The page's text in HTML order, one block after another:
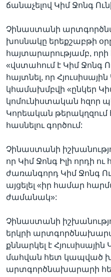
ճանաչելով Կիմ Ջոնգ
Չինաստանի
խոսնակը երեքշաբթի
հայտարարությամբ,
«վստահում է Կիմ Ջոնգ
հայտնել, որ
կհամախմբվի «ընկեր Կիմ
կոմունիստական հզոր
Կորեական
հասնելու գործում:
Չինաստանի
որ Կիմ Ջոնգ Իլի որդի
ժառանգորդ Կիմ Ջոնգ
այցելել «իր համար
ժամանակ»:
Չինաստանի
երկրի
քննարկել է
մահվան հետ կապված
արտգործնախարարի